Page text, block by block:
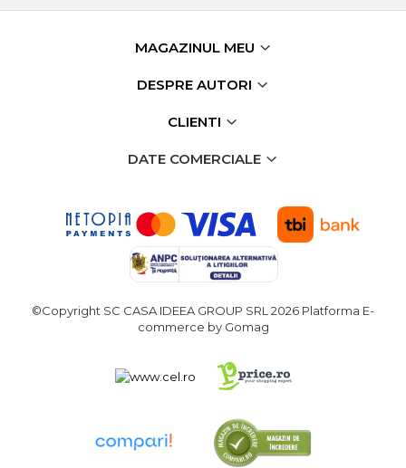
Adaptoare Pentru Biti
Subler
Topoare & Toporisti
Sarpe Desfundat Tevi
Nivele
Ruleta de Masurat
MAGAZINUL MEU
DESPRE AUTORI
CLIENTI
DATE COMERCIALE
©Copyright SC CASA IDEEA GROUP SRL 2026 Platforma E-
commerce by Gomag